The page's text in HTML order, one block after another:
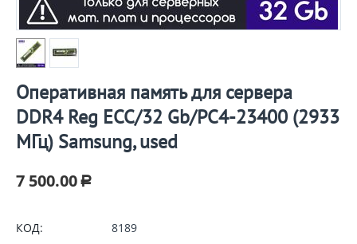
Оперативная память для сервера
DDR4 Reg ECC/32 Gb/PC4-23400 (2933
МГц) Samsung, used
7 500.00 Р
КОД:
8189